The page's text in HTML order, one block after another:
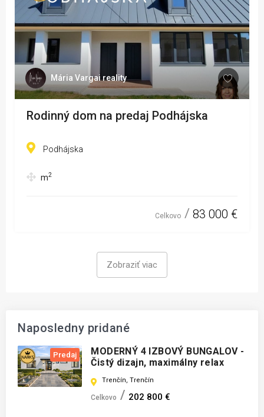
Mária Vargai reality
Rodinný dom na predaj Podhájska
Podhájska
m2
Celkovo 83 000 €
Zobraziť viac
Naposledny pridané
Predaj
MODERNÝ 4 IZBOVÝ BUNGALOV -
Čistý dizajn, maximálny relax
Trenčín, Trenčín
Celkovo 202 800 €